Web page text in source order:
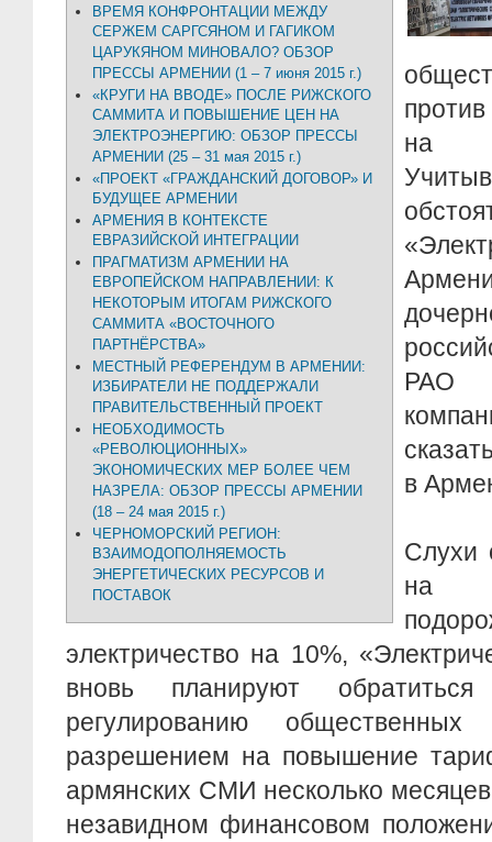
ВРЕМЯ КОНФРОНТАЦИИ МЕЖДУ
СЕРЖЕМ САРГСЯНОМ И ГАГИКОМ
ЦАРУКЯНОМ МИНОВАЛО? ОБЗОР
ПРЕССЫ АРМЕНИИ (1 – 7 июня 2015 г.)
«КРУГИ НА ВВОДЕ» ПОСЛЕ РИЖСКОГО
САММИТА И ПОВЫШЕНИЕ ЦЕН НА
ЭЛЕКТРОЭНЕРГИЮ: ОБЗОР ПРЕССЫ
АРМЕНИИ (25 – 31 мая 2015 г.)
«ПРОЕКТ «ГРАЖДАНСКИЙ ДОГОВОР» И
БУДУЩЕЕ АРМЕНИИ
АРМЕНИЯ В КОНТЕКСТЕ
ЕВРАЗИЙСКОЙ ИНТЕГРАЦИИ
ПРАГМАТИЗМ АРМЕНИИ НА
ЕВРОПЕЙСКОМ НАПРАВЛЕНИИ: К
НЕКОТОРЫМ ИТОГАМ РИЖСКОГО
САММИТА «ВОСТОЧНОГО
ПАРТНЁРСТВА»
МЕСТНЫЙ РЕФЕРЕНДУМ В АРМЕНИИ:
ИЗБИРАТЕЛИ НЕ ПОДДЕРЖАЛИ
ПРАВИТЕЛЬСТВЕННЫЙ ПРОЕКТ
НЕОБХОДИМОСТЬ
«РЕВОЛЮЦИОННЫХ»
ЭКОНОМИЧЕСКИХ МЕР БОЛЕЕ ЧЕМ
НАЗРЕЛА: ОБЗОР ПРЕССЫ АРМЕНИИ
(18 – 24 мая 2015 г.)
ЧЕРНОМОРСКИЙ РЕГИОН:
ВЗАИМОДОПОЛНЯЕМОСТЬ
ЭНЕРГЕТИЧЕСКИХ РЕСУРСОВ И
ПОСТАВОК
на
РАО
в
Слухи
на
электричество на 10%,
вновь планируют
регулированию
разрешением на повышение
армянских СМИ несколько
незавидном финансовом